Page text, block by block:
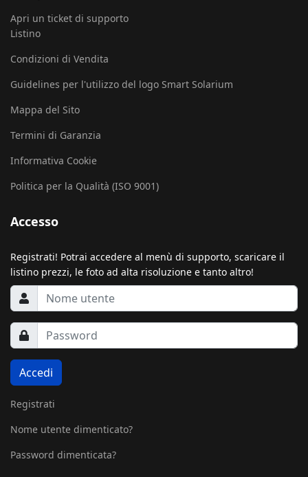
Apri un ticket di supporto
Listino
Condizioni di Vendita
Guidelines per l'utilizzo del logo Smart Solarium
Mappa del Sito
Termini di Garanzia
Informativa Cookie
Politica per la Qualità (ISO 9001)
Accesso
Registrati! Potrai accedere al menù di supporto, scaricare il
listino prezzi, le foto ad alta risoluzione e tanto altro!
Accedi
Registrati
Nome utente dimenticato?
Password dimenticata?